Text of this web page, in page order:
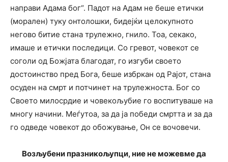
направи Адама бог“. Падот на Адам не беше етички
(морален) туку онтолошки, бидејќи целокупното
негово битие стана трулежно, гнило. Тоа, секако,
имаше и етички последици. Со гревот, човекот се
соголи од Божјата благодат, го изгуби своето
достоинство пред Бога, беше избркан од Рајот, стана
осуден на смрт и потчинет на трулежноста. Бог со
Своето милосрдие и човекољубие го воспитуваше на
многу начини. Меѓутоа, за да ја победи смртта и за да
го одведе човекот до обожување, Он се вочовечи.
Возљубени празникољупци, ние не можевме да